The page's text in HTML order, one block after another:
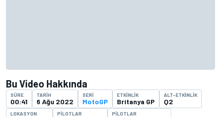
Bu Video Hakkında
SÜRE
00:41
TARIH
6 Ağu 2022
SERI
MotoGP
ETKINLIK
Britanya GP
ALT-ETKINLIK
Q2
LOKASYON PILOTLAR PILOTLAR